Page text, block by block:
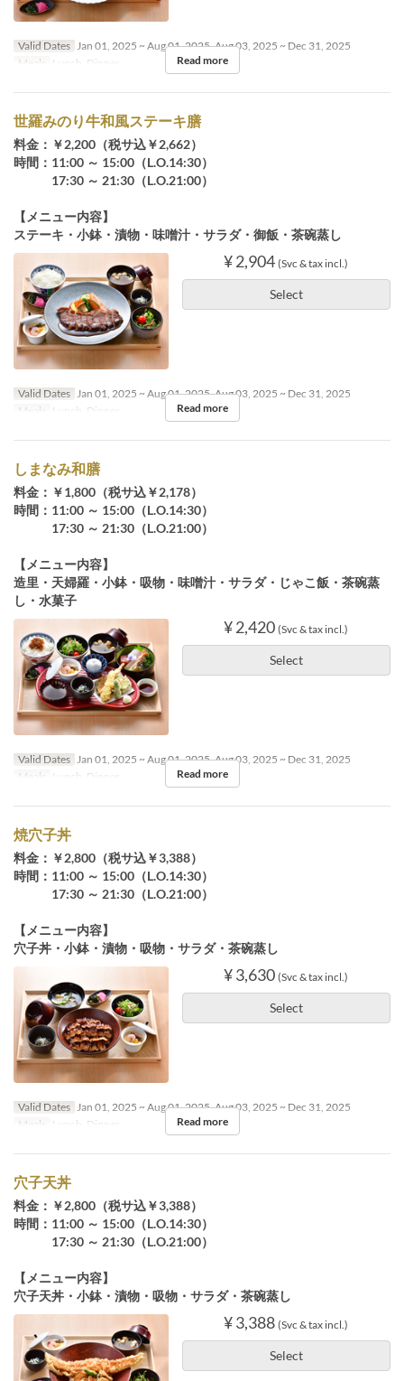
Valid Dates Jan 01, 2025 ~ Aug 01, 2025, Aug 03, 2025 ~ Dec 31, 2025
Meals
Lunch, Dinner Read more
世羅みのり牛和風ステーキ膳
料金：￥2,200（税サ込￥2,662）
時間：11:00 ～ 15:00（L.O.14:30）
17:30 ～ 21:30（L.O.21:00）
【メニュー内容】
ステーキ・小鉢・漬物・味噌汁・サラダ・御飯・茶碗蒸し
¥ 2,904 (Svc & tax incl.)
Select
Valid Dates Jan 01, 2025 ~ Aug 01, 2025, Aug 03, 2025 ~ Dec 31, 2025
Meals
Lunch, Dinner Read more
しまなみ和膳
料金：￥1,800（税サ込￥2,178）
時間：11:00 ～ 15:00（L.O.14:30）
17:30 ～ 21:30（L.O.21:00）
【メニュー内容】
造里・天婦羅・小鉢・吸物・味噌汁・サラダ・じゃこ飯・茶碗蒸
し・水菓子
¥ 2,420 (Svc & tax incl.)
Select
Valid Dates
Jan 01, 2025 ~ Aug 01, 2025, Aug 03, 2025 ~ Dec 31, 2025
Meals
Lunch, Dinner Read more
焼穴子丼
料金：￥2,800（税サ込￥3,388）
時間：11:00 ～ 15:00（L.O.14:30）
17:30 ～ 21:30（L.O.21:00）
【メニュー内容】
穴子丼・小鉢・漬物・吸物・サラダ・茶碗蒸し
¥ 3,630 (Svc & tax incl.)
Select
Valid Dates
Jan 01, 2025 ~ Aug 01, 2025, Aug 03, 2025 ~ Dec 31, 2025
Meals
Lunch, Dinner Read more
穴子天丼
料金：￥2,800（税サ込￥3,388）
時間：11:00 ～ 15:00（L.O.14:30）
17:30 ～ 21:30（L.O.21:00）
【メニュー内容】
穴子天丼・小鉢・漬物・吸物・サラダ・茶碗蒸し
¥ 3,388 (Svc & tax incl.)
Select